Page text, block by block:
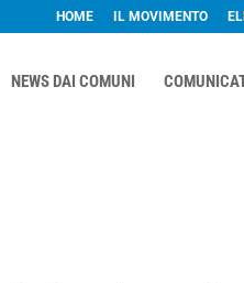
HOME IL MOVIMENTO
NEWS DAI COMUNI